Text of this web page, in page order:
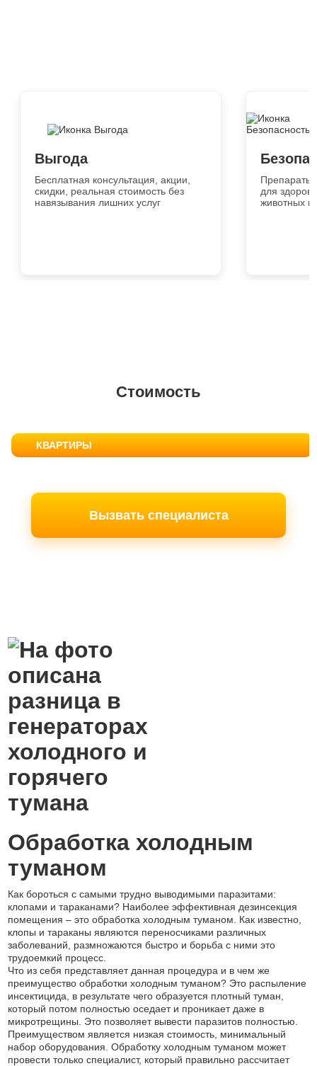
Выгода
Бесплатная консультация, акции,
скидки, реальная стоимость без
навязывания лишних услуг
Препараты
для
животных
Стоимость
КВАРТИРЫ
Вызвать специалиста
Обработка холодным
туманом
Как бороться с самыми трудно выводимыми паразитами:
клопами и тараканами? Наиболее эффективная дезинсекция
помещения – это обработка холодным туманом. Как известно,
клопы и тараканы являются переносчиками различных
заболеваний, размножаются быстро и борьба с ними это
трудоемкий процесс.
Что из себя представляет данная процедура и в чем же
преимущество обработки холодным туманом? Это распыление
инсектицида, в результате чего образуется плотный туман,
который потом полностью оседает и проникает даже в
микротрещины. Это позволяет вывести паразитов полностью.
Преимуществом является низкая стоимость, минимальный
набор оборудования. Обработку холодным туманом может
провести только специалист, который правильно рассчитает